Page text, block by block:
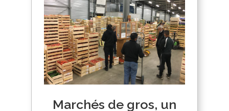
Marchés de gros, un